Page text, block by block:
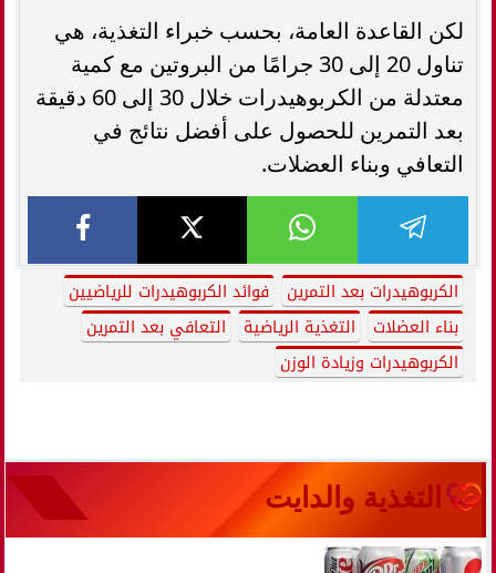
لكن القاعدة العامة، بحسب خبراء التغذية، هي
تناول 20 إلى 30 جرامًا من البروتين مع كمية
معتدلة من الكربوهيدرات خلال 30 إلى 60 دقيقة
بعد التمرين للحصول على أفضل نتائج في
التعافي وبناء العضلات.
الكربوهيدرات بعد التمرين
فوائد الكربوهيدرات للرياضيين
بناء العضلات
التغذية الرياضية
التعافي بعد التمرين
الكربوهيدرات وزيادة الوزن
التغذية والدايت